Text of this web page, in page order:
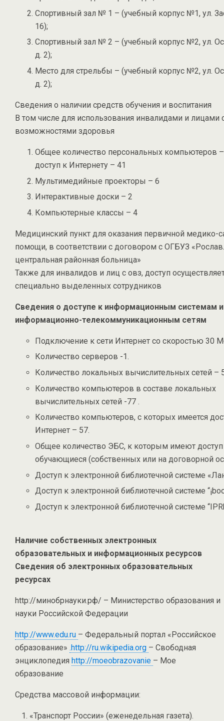
Спортивный зал № 1 – (учебный корпус №1, ул.
16);
Спортивный зал № 2 – (учебный корпус №2, ул.
д. 2);
Место для стрельбы – (учебный корпус №2, ул.
д. 2);
Сведения о наличии средств обучения и воспитания
В том числе для использования инвалидами и лицами
возможностями здоровья
Общее количество персональных компьютеров
доступ к Интернету – 41
Мультимедийные проекторы – 6
Интерактивные доски – 2
Компьютерные классы – 4
Медицинский пункт для оказания первичной медико-
помощи, в соответствии с договором с ОГБУЗ
центральная районная больница»
Также для инвалидов и лиц с овз, доступ
специально выделенных сотрудников
Сведения о доступе к информационным системам и
информационно-телекоммуникационным сетям
Подключение к сети Интернет со скоростью 30
Количество серверов -1.
Количество локальных вычислительных сетей –
Количество компьютеров в составе локальных
вычислительных сетей -77 .
Количество компьютеров, с которых имеется
Интернет – 57.
Общее количество ЭБС, к которым имеют доступ
обучающиеся (собственных или на договорной
Доступ к электронной библиотечной системе
Доступ к электронной библиотечной системе
Доступ к электронной библиотечной системе
Наличие собственных электронных
образовательных и информационных ресурсов
Сведения об электронных образовательных
ресурсах
http://минобрнауки.рф/ – Министерство образования и
науки Российской Федерации
http://www.edu.ru – Федеральный портал «Российское
образование» .http://ru.wikipedia.org – Свободная
энциклопедия http://moeobrazovanie – Мое
образование
Средства массовой информации:
«Транспорт России» (еженедельная газета).